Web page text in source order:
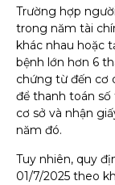
Trường hợp
trong năm tài
khác nhau hoặc
bệnh lớn hơn 6
chứng từ đến cơ
để thanh toán
cơ sở và nhận
năm đó.
Tuy nhiên, quy
01/7/2025 theo